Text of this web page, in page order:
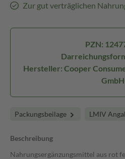
Zur gut verträglichen
PZN:
Hersteller: Cooper
GmbH
Packungsbeilage LMIV
Beschreibung
Nahrungsergänzungsmittel aus rot